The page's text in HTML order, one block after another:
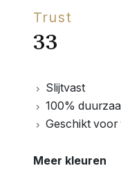
Trust
33
Slijtvast
100%
Geschikt
Meer kleuren